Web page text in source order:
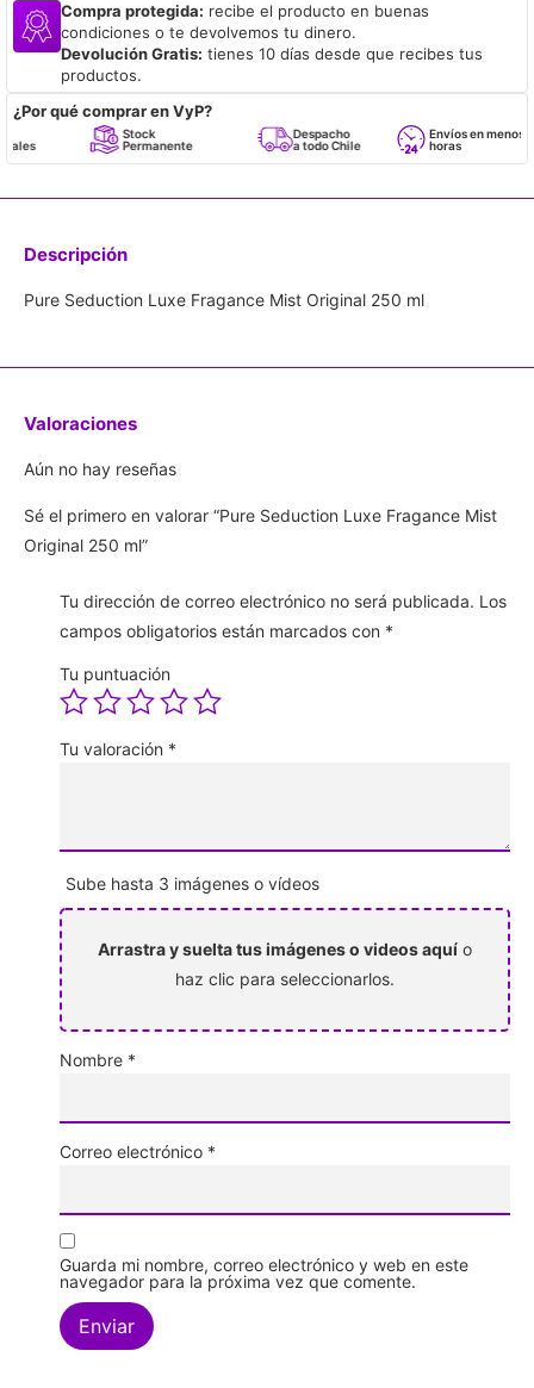
Compra protegida: recibe el producto en buenas
condiciones o te devolvemos tu dinero.
Devolución Gratis: tienes 10 días desde que recibes tus
productos.
¿Por qué comprar en VyP?
Stock
Permanente
Despacho
a todo Chile
Envíos en menos de 24
horas
Descripción
Pure Seduction Luxe Fragance Mist Original 250 ml
Valoraciones
Aún no hay reseñas
Sé el primero en valorar “Pure Seduction Luxe Fragance Mist
Original 250 ml”
Tu dirección de correo electrónico no será publicada. Los
campos obligatorios están marcados con *
Tu puntuación
Tu valoración *
Sube hasta 3 imágenes o vídeos
Arrastra y suelta tus imágenes o videos aquí o
haz clic para seleccionarlos.
Nombre *
Correo electrónico *
Guarda mi nombre, correo electrónico y web en este
navegador para la próxima vez que comente.